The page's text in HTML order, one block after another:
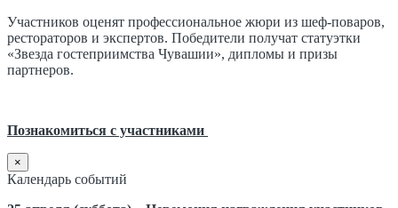
Участников оценят профессиональное жюри из шеф-поваров,
рестораторов и экспертов. Победители получат статуэтки
«Звезда гостеприимства Чувашии», дипломы и призы
партнеров.
Познакомиться с участниками
×
Календарь событий